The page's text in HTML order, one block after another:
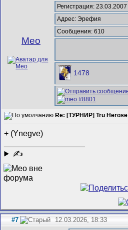
Meo
Регистрация: 23.03.2007
Адрес: Эрефия
Сообщения: 610
1478
Re: [ТУРНИР] Tru Herose
+ (Ynegve)
✍
#7 12.03.2026, 18:33